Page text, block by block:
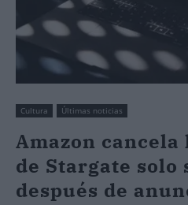
Cultura Últimas noticias
Amazon
de Stargate solo
después de